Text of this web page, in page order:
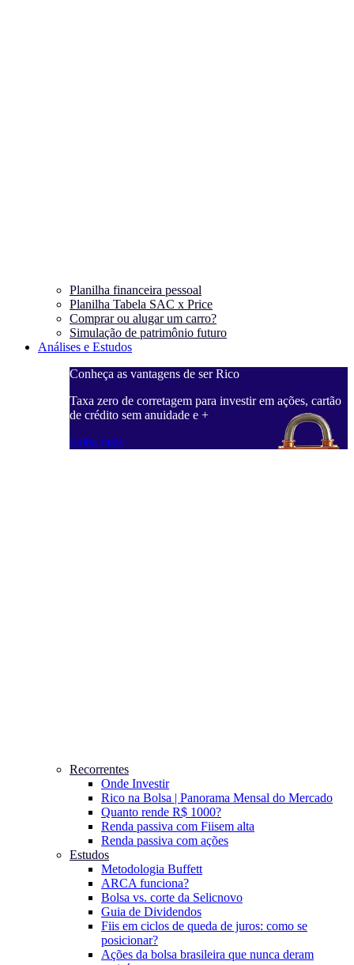
Planilha financeira pessoal
Planilha Tabela SAC x Price
Comprar ou alugar um carro?
Simulação de patrimônio futuro
Análises e Estudos
Conheça as vantagens de ser Rico
Taxa zero de corretagem para investir em ações, cartão
de crédito sem anuidade e +
Saiba mais
Recorrentes
Onde Investir
Rico na Bolsa | Panorama Mensal do Mercado
Quanto rende R$ 1000?
Renda passiva com Fiisem alta
Renda passiva com ações
Estudos
Metodologia Buffett
ARCA funciona?
Bolsa vs. corte da Selicnovo
Guia de Dividendos
Fiis em ciclos de queda de juros: como se
posicionar?
Ações da bolsa brasileira que nunca deram